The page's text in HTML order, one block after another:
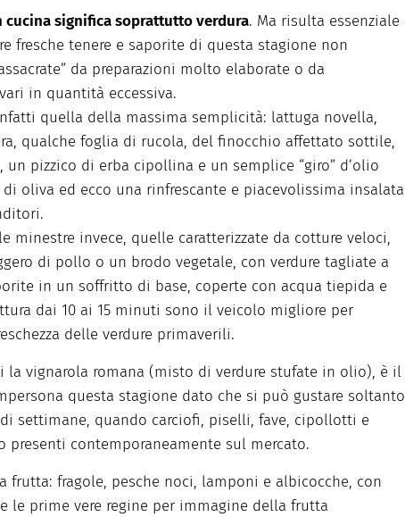
cucina significa soprattutto verdura. Ma risulta essenziale
fresche tenere e saporite di questa stagione non
da preparazioni molto elaborate o da
in quantità eccessiva.
quella della massima semplicità: lattuga novella,
qualche foglia di rucola, del finocchio affettato sottile,
un pizzico di erba cipollina e un semplice “giro” d’olio
di oliva ed ecco una rinfrescante e piacevolissima insalata
minestre invece, quelle caratterizzate da cotture veloci,
di pollo o un brodo vegetale, con verdure tagliate a
in un soffritto di base, coperte con acqua tiepida e
dai 10 ai 15 minuti sono il veicolo migliore per
delle verdure primaverili.
la vignarola romana (misto di verdure stufate in olio), è il
questa stagione dato che si può gustare soltanto
settimane, quando carciofi, piselli, fave, cipollotti e
presenti contemporaneamente sul mercato.
frutta: fragole, pesche noci, lamponi e albicocche, con
le prime vere regine per immagine della frutta